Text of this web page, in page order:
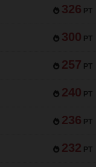
326 PT
300 PT
257 PT
240 PT
236 PT
232 PT